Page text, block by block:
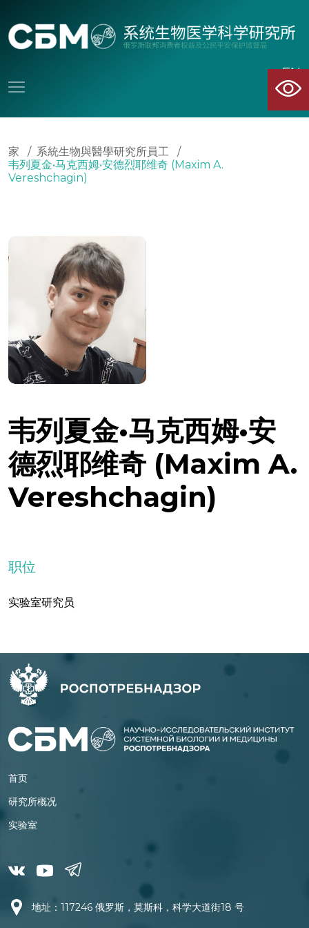
EN
CN
家 / 系統生物與醫學研究所員工
/
韦列夏金•马克西姆•安德烈耶维奇 (Maxim A.
Vereshchagin)
韦列夏金•马克西姆•安
德烈耶维奇 (Maxim A.
Vereshchagin)
职位
实验室研究员
首页
研究所概况
实验室
地址：117246 俄罗斯，莫斯科，科学大道街18 号